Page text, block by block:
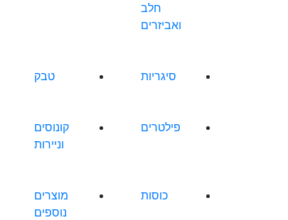
חלב
ואביזרים
סיגריות
טבק
פילטרים
קונוסים
וניירות
כוסות
מוצרים
נוספים